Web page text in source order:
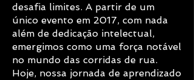
desafia limites. A partir de um
único evento em 2017, com nada
além de dedicação intelectual,
emergimos como uma força notável
no mundo das corridas de rua.
Hoje, nossa jornada de aprendizado